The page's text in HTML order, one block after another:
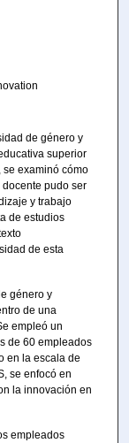
de género y
superior
se examinó cómo
pudo ser
y trabajo
de estudios
de esta
género y
de una
empleó un
de 60 empleados
en la escala de
se enfocó en
la innovación en
empleados